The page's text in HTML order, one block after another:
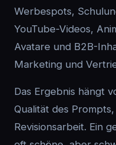
Werbespots,
YouTube-Videos,
Avatare und B2B-
Marketing und
Das Ergebnis hängt
Qualität des
Revisionsarbeit. Ein